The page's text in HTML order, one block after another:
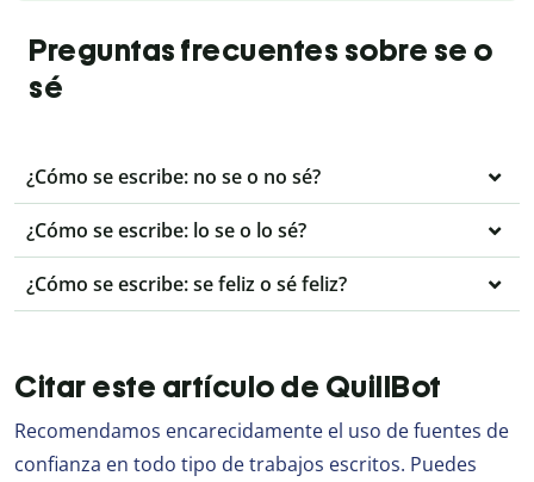
Preguntas frecuentes sobre se o
sé
¿Cómo se escribe: no se o no sé?
¿Cómo se escribe: lo se o lo sé?
¿Cómo se escribe: se feliz o sé feliz?
Citar este artículo de QuillBot
Recomendamos encarecidamente el uso de fuentes de
confianza en todo tipo de trabajos escritos. Puedes